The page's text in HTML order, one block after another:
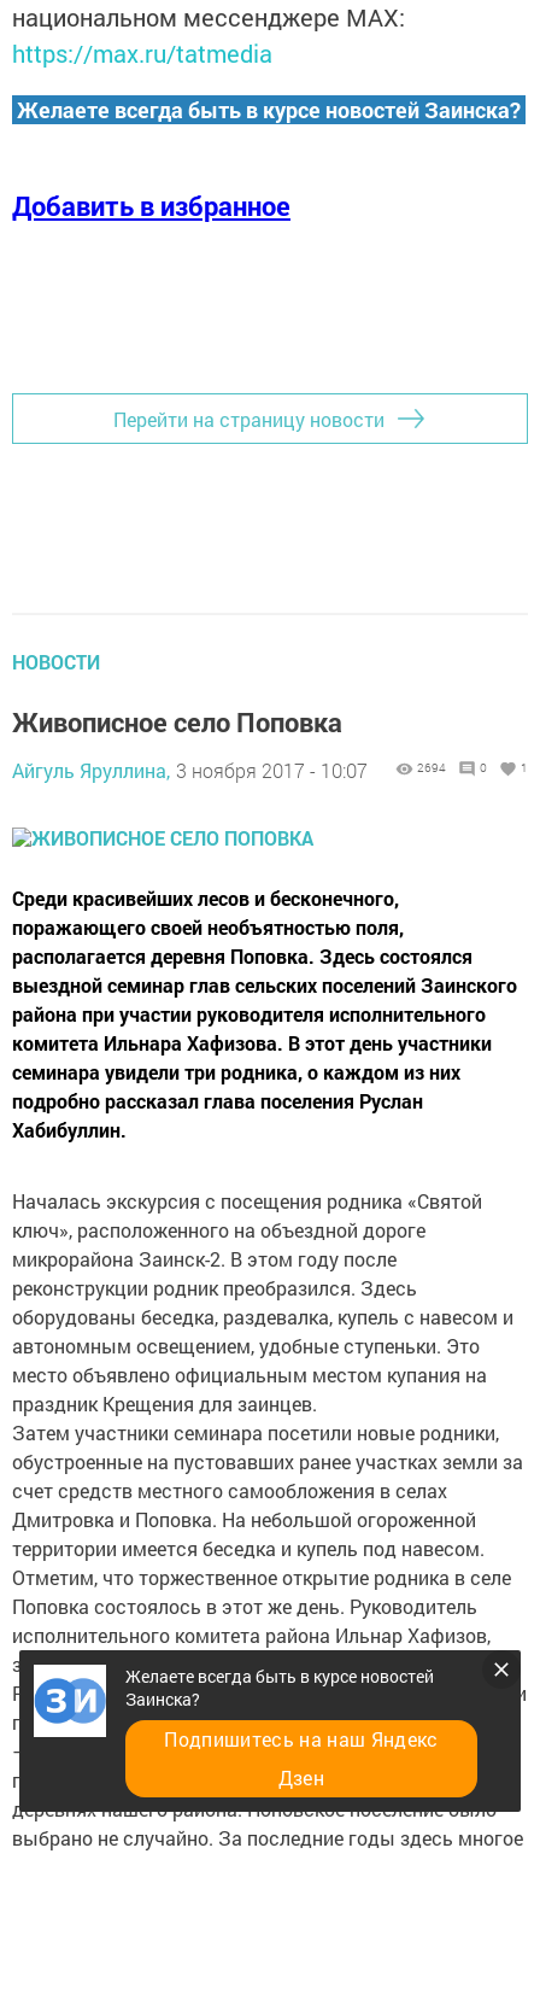
национальном мессенджере MАХ:
https://max.ru/tatmedia
Желаете всегда быть в курсе новостей Заинска?
Добавить в избранное
Перейти на страницу новости
НОВОСТИ
Живописное село Поповка
Айгуль Яруллина, 3 ноября 2017 - 10:07 2694 0 1
Среди красивейших лесов и бесконечного,
поражающего своей необъятностью поля,
располагается деревня Поповка. Здесь состоялся
выездной семинар глав сельских поселений Заинского
района при участии руководителя исполнительного
комитета Ильнара Хафизова. В этот день участники
семинара увидели три родника, о каждом из них
подробно рассказал глава поселения Руслан
Хабибуллин.
Началась экскурсия с посещения родника «Святой
ключ», расположенного на объездной дороге
микрорайона Заинск-2. В этом году после
реконструкции родник преобразился. Здесь
оборудованы беседка, раздевалка, купель с навесом и
автономным освещением, удобные ступеньки. Это
место объявлено официальным местом купания на
праздник Крещения для заинцев.
Затем участники семинара посетили новые родники,
обустроенные на пустовавших ранее участках земли за
счет средств местного самообложения в селах
Дмитровка и Поповка. На небольшой огороженной
территории имеется беседка и купель под навесом.
Отметим, что торжественное открытие родника в селе
Поповка состоялось в этот же день. Руководитель
исполнительного комитета района Ильнар Хафизов,
заместитель главы Валерий Акатьев и глава поселения
Руслан Хабибуллин дружно перерезали красную ленту и
первыми испили воды из нового родника.
– Мы ежемесячно встречаемся с главами сельских
поселений, чтобы рассказать о достижениях в селах и
деревнях нашего района. Поповское поселение было
выбрано не случайно. За последние годы здесь многое
Желаете всегда быть в курсе новостей
Заинска?
Подпишитесь на наш Яндекс
Дзен